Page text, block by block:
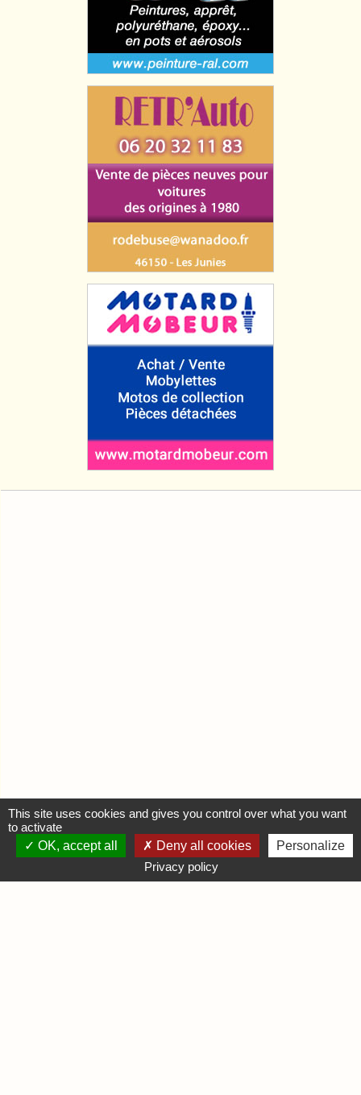
MON COMPTE
This site uses cookies and gives you control over what you want
to activate
OK, accept all
Deny all cookies
Personalize
Privacy policy